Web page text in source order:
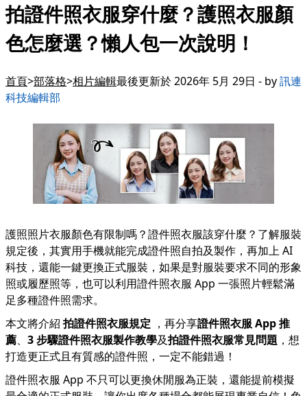
拍證件照衣服穿什麼？護照衣服顏
色怎麼選？懶人包一次說明！
首頁 部落格 相片編輯最後更新於 2026年 5月 29日 - by訊連
科技編輯部
護照照片衣服顏色有限制嗎？證件照衣服該穿什麼？了解服裝
規定後，其實用手機就能完成證件照自拍及製作，再加上 AI
科技，還能一鍵更換正式服裝，如果是對服裝要求不同的形象
照或履歷照等，也可以利用證件照衣服 App 一張照片輕鬆滿
足多種證件照需求。
本文將介紹 拍證件照衣服規定 ，再分享證件照衣服 App 推
薦、 3 步驟證件照衣服製作教學及拍證件照衣服常見問題 ，想
打造更正式且有質感的證件照，一定不能錯過！
證件照衣服 App 不只可以更換休閒服為正裝，還能提前模擬